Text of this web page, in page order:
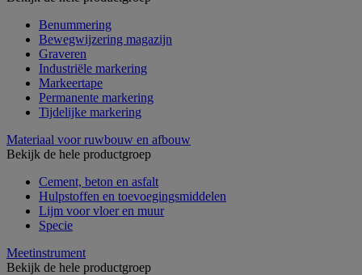
Benummering
Bewegwijzering magazijn
Graveren
Industriële markering
Markeertape
Permanente markering
Tijdelijke markering
Materiaal voor ruwbouw en afbouw
Bekijk de hele productgroep
Cement, beton en asfalt
Hulpstoffen en toevoegingsmiddelen
Lijm voor vloer en muur
Specie
Meetinstrument
Bekijk de hele productgroep